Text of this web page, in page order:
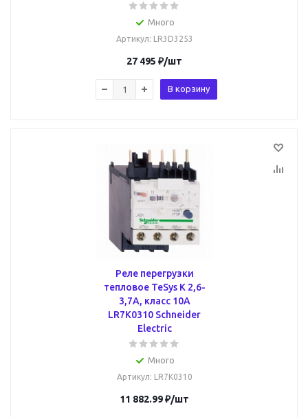
Много
Артикул: LR3D3253
27 495 ₽/шт
В корзину
Реле перегрузки
тепловое TeSys K 2,6-
3,7А, класс 10A
LR7K0310 Schneider
Electric
Много
Артикул: LR7K0310
11 882.99₽/шт